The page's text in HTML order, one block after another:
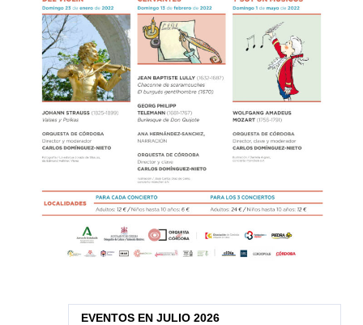
EVENTOS EN JULIO 2026